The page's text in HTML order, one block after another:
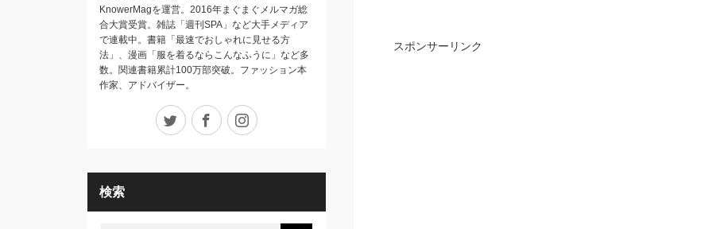
スポンサーリンク
KnowerMagを運営。2016年まぐまぐメルマガ総
合大賞受賞。雑誌「週刊SPA」など大手メディア
で連載中。書籍「最速でおしゃれに見せる方
法」、漫画「服を着るならこんなふうに」など多
数。関連書籍累計100万部突破。ファッション本
作家、アドバイザー。
Twitter Facebook
検索